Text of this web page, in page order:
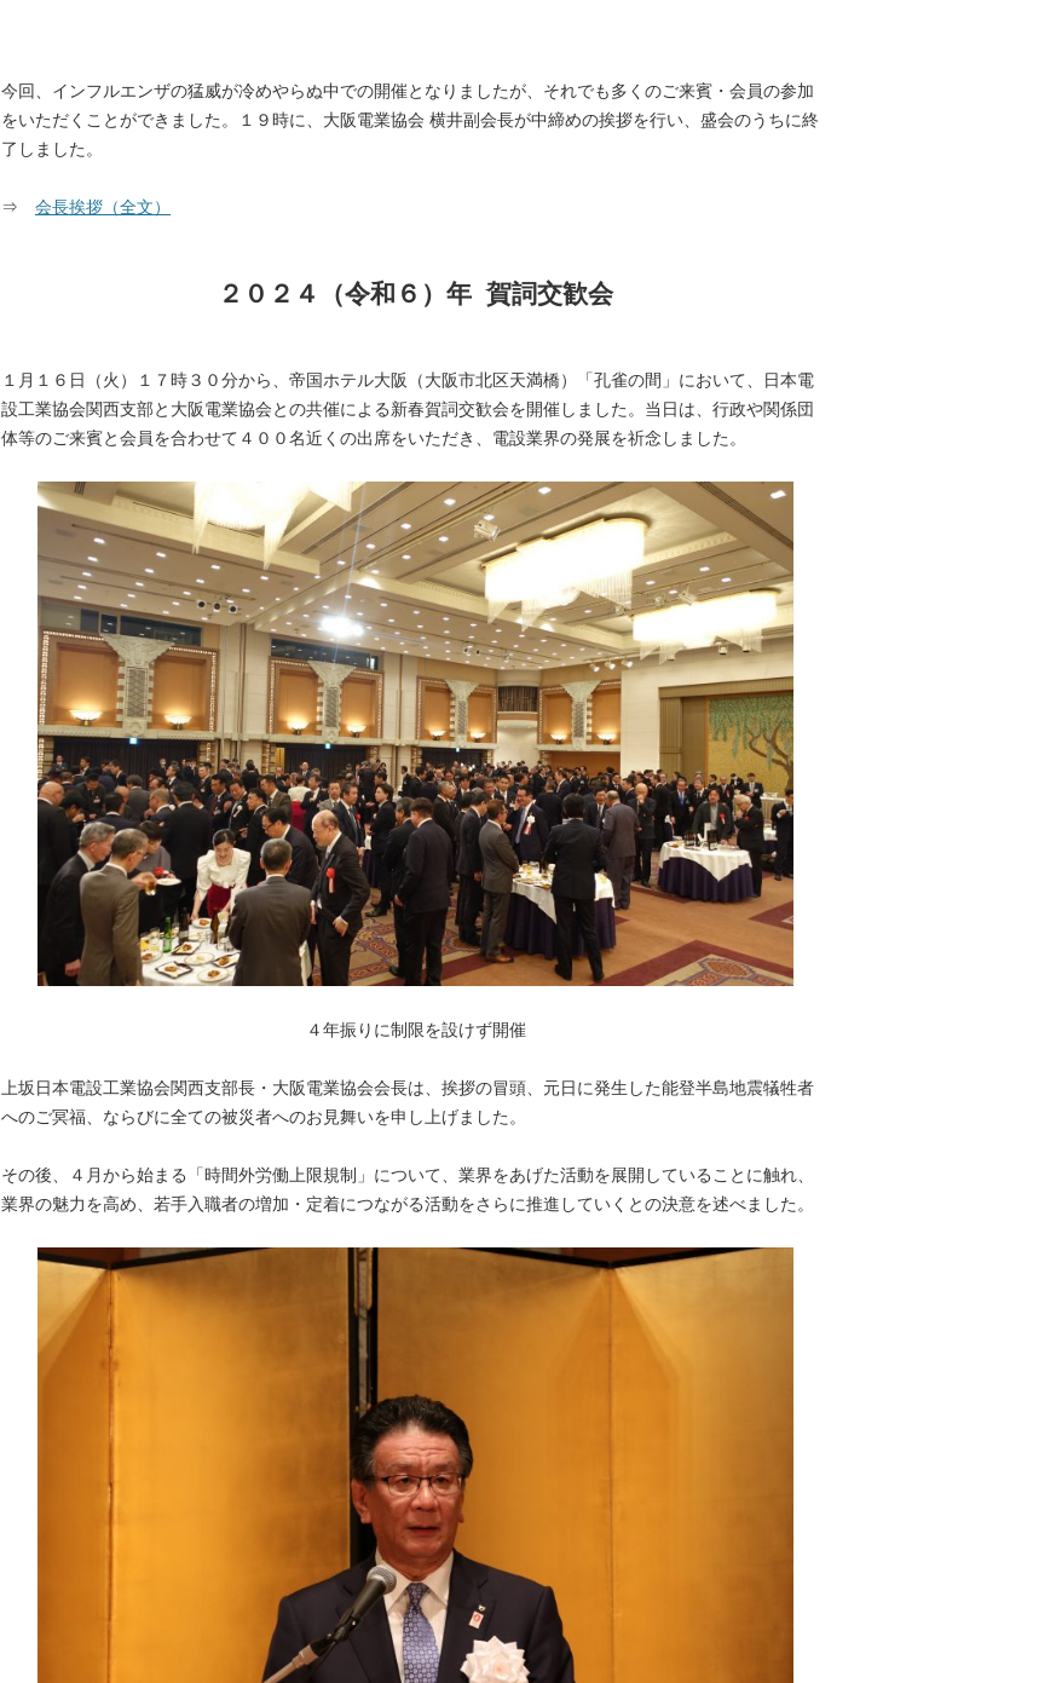
今回、インフルエンザの猛威が冷めやらぬ中での開催となりましたが、それでも多くのご来賓・会員の参加
をいただくことができました。１９時に、大阪電業協会 横井副会長が中締めの挨拶を行い、盛会のうちに終
了しました。
⇒ 会長挨拶（全文）
２０２４（令和６）年 賀詞交歓会
１月１６日（火）１７時３０分から、帝国ホテル大阪（大阪市北区天満橋）「孔雀の間」において、日本電
設工業協会関西支部と大阪電業協会との共催による新春賀詞交歓会を開催しました。当日は、行政や関係団
体等のご来賓と会員を合わせて４００名近くの出席をいただき、電設業界の発展を祈念しました。
４年振りに制限を設けず開催
上坂日本電設工業協会関西支部長・大阪電業協会会長は、挨拶の冒頭、元日に発生した能登半島地震犠牲者
へのご冥福、ならびに全ての被災者へのお見舞いを申し上げました。
その後、４月から始まる「時間外労働上限規制」について、業界をあげた活動を展開していることに触れ、
業界の魅力を高め、若手入職者の増加・定着につながる活動をさらに推進していくとの決意を述べました。